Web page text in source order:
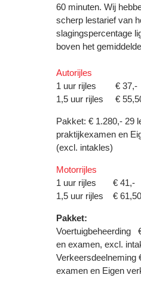
60 minuten. Wij
scherp lestarief van
slagingspercentage
boven het
Autorijles
1 uur rijles € 37,-
1,5 uur rijles €
Pakket: € 1.280,- 29
praktijkexamen en
(excl. intakles)
Motorrijles
1 uur rijles € 41,-
1,5 uur rijles € 61,50
Pakket:
Voertuigbeheerding
en examen, excl.
Verkeersdeelneming
examen en Eigen